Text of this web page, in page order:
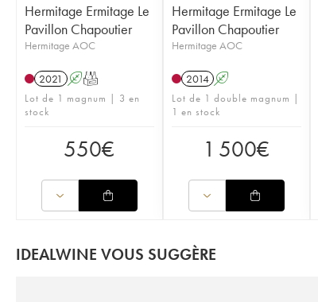
Hermitage Ermitage Le
Pavillon Chapoutier
Hermitage AOC
2021 AT
Lot de 1 magnum | 3 en
stock
550€
Hermitage Ermitage Le
Pavillon Chapoutier
Hermitage AOC
2014 A
Lot de 1 double magnum |
1 en stock
1 500€
IDEALWINE VOUS SUGGÈRE